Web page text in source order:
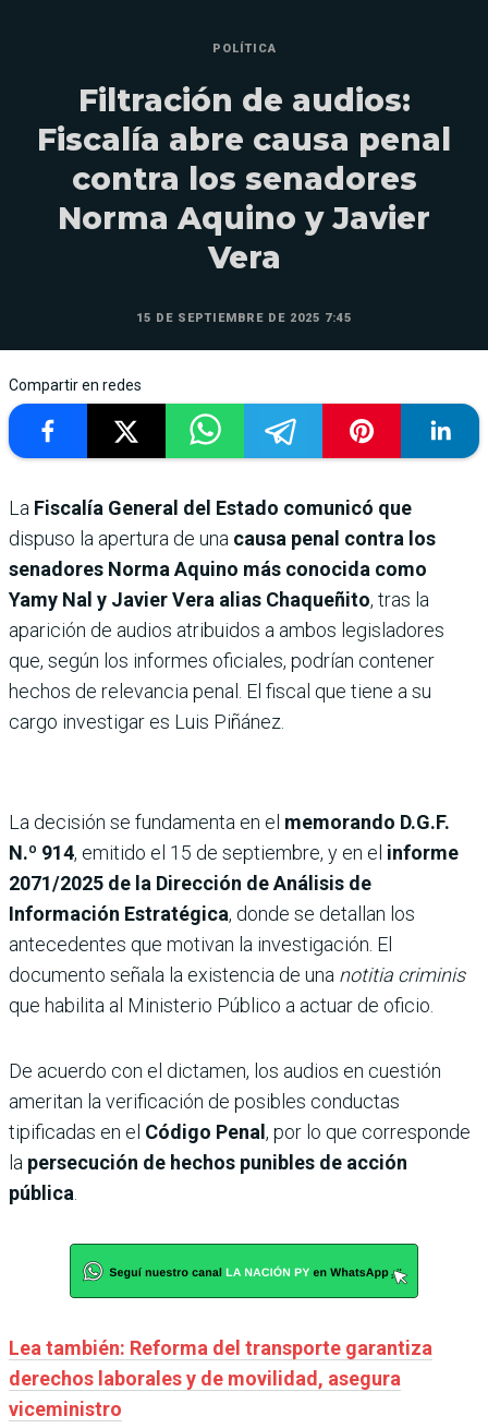
POLÍTICA
Filtración de audios:
Fiscalía abre causa penal
contra los senadores
Norma Aquino y Javier
Vera
15 DE SEPTIEMBRE DE 2025 7:45
Compartir en redes
La Fiscalía General del Estado comunicó que
dispuso la apertura de una causa penal contra los
senadores Norma Aquino más conocida como
Yamy Nal y Javier Vera alias Chaqueñito, tras la
aparición de audios atribuidos a ambos legisladores
que, según los informes oficiales, podrían contener
hechos de relevancia penal. El fiscal que tiene a su
cargo investigar es Luis Piñánez.
La decisión se fundamenta en el memorando D.G.F.
N.º 914, emitido el 15 de septiembre, y en el informe
2071/2025 de la Dirección de Análisis de
Información Estratégica, donde se detallan los
antecedentes que motivan la investigación. El
documento señala la existencia de una notitia criminis
que habilita al Ministerio Público a actuar de oficio.
De acuerdo con el dictamen, los audios en cuestión
ameritan la verificación de posibles conductas
tipificadas en el Código Penal , por lo que corresponde
la persecución de hechos punibles de acción
pública
Lea también: Reforma del transporte garantiza
derechos laborales y de movilidad, asegura
viceministro